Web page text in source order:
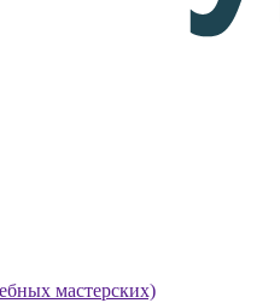
мастерских)